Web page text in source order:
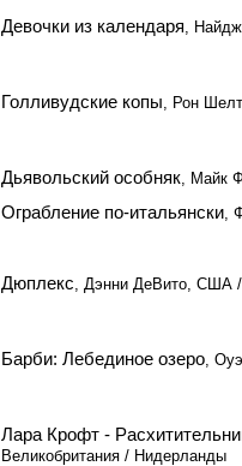
Девочки из календаря,
Голливудские копы, Рон
Дьявольский особняк, Майк
Ограбление по-итальянски,
Дюплекс, Дэнни ДеВито, США /
Барби: Лебединое озеро,
Лара Крофт -
Великобритания / Нидерланды